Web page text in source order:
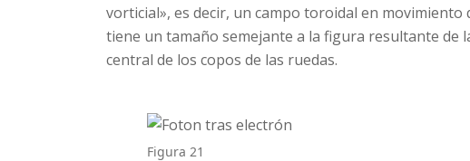
vorticial», es decir, un campo toroidal en
tiene un tamaño semejante a la figura resultante de
central de los copos de las ruedas.
Figura 21